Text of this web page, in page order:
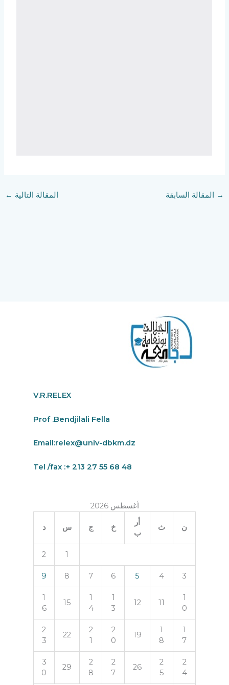
→ المقالة السابقة المقالة التالية ←
V.R.RELEX
Prof .Bendjilali Fella
Email:relex@univ-dbkm.dz
Tel /fax :+ 213 27 55 68 48
أغسطس 2026
ن ث
أر
ب
خ ج س د
1
2
3
4
5
6
7
8
9
1
0
11
12
1
3
1
4
15
1
6
1
7
1
8
19
2
0
2
1
22
2
3
2
4
2
5
26
2
7
2
8
29
3
0